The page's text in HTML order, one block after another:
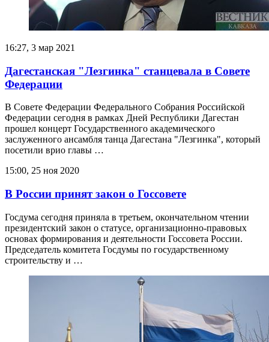
16:27, 3 мар 2021
Дагестанская "Лезгинка" станцевала в Совете
Федерации
В Совете Федерации Федерального Собрания Российской
Федерации сегодня в рамках Дней Республики Дагестан
прошел концерт Государственного академического
заслуженного ансамбля танца Дагестана "Лезгинка", который
посетили врио главы …
15:00, 25 ноя 2020
В России принят закон о Госсовете
Госдума сегодня приняла в третьем, окончательном чтении
президентский закон о статусе, организационно-правовых
основах формирования и деятельности Госсовета России.
Председатель комитета Госдумы по государственному
строительству и …